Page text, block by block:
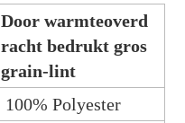
Door warmteoverd
racht bedrukt gros
grain-lint
100% Polyester